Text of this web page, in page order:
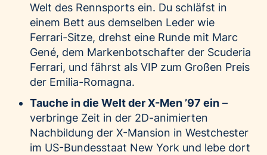
Welt des Rennsports ein. Du schläfst in
einem Bett aus demselben Leder wie
Ferrari-Sitze, drehst eine Runde mit Marc
Gené, dem Markenbotschafter der Scuderia
Ferrari, und fährst als VIP zum Großen Preis
der Emilia-Romagna.
Tauche in die Welt der X-Men ’97 ein –
verbringe Zeit in der 2D-animierten
Nachbildung der X-Mansion in Westchester
im US-Bundesstaat New York und lebe dort